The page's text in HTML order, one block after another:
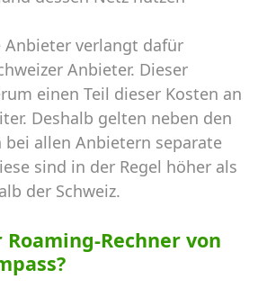
Anbieter verlangt dafür
Anbieter. Dieser
einen Teil dieser Kosten an
Deshalb gelten neben den
bei allen Anbietern separate
sind in der Regel höher als
der Schweiz.
Rechner von